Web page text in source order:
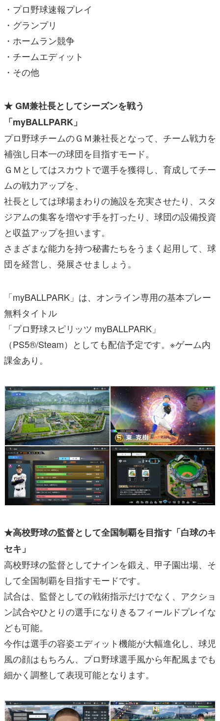
・プロ野球速報プレイ
・グランプリ
・ホームラン競争
・チームエディット
・その他
★ GM兼社長としてシーズンを戦う
「myBALLPARK」
プロ野球チームのＧＭ兼社長となって、チーム戦力を
補強し日本一の球団を目指すモード。
ＧＭとしてはスカウトで選手を獲得し、育成してチー
ムの戦力アップを、
社長としては球場まわりの施設を充実させたり、スタ
ジアムの集客を増やす手を打ったり、球団の設備投資
と収益アップを担います。
さまざまな能力を持つ秘書たちをうまく起用して、球
団を経営し、発展させましょう。
「myBALLPARK」は、オンライン専用の基本プレー
無料タイトル
「プロ野球スピリッツ myBALLPARK」
（PS5®/Steam）としても配信予定です。※ゲーム内
課金あり。
★高校野球の監督として全国制覇を目指す「白球のキ
セキ」
高校野球の監督としてナインを鍛え、甲子園出場、そ
して全国制覇を目指すモードです。
試合は、監督としての戦術指示だけでなく、アクショ
ン試合やひとりの選手になりきるフィールドプレイな
ども可能。
今作は選手の容姿エディット機能が大幅進化し、球児
風の顔はもちろん、プロ野球選手風から年配風までも
細かく調整して表現可能となります。